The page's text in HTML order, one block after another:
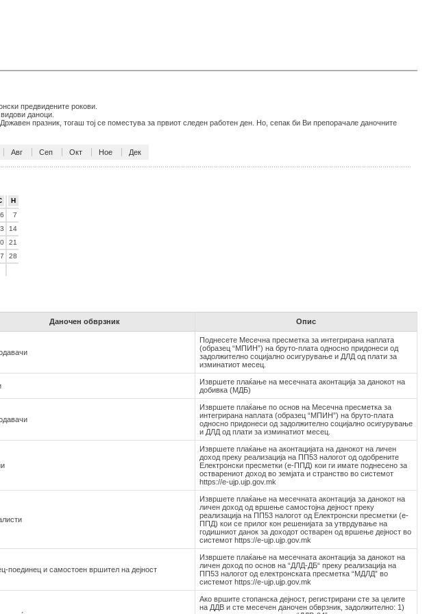
предвидените рокови.
даноци.
празник, тогаш тој се поместува за првиот следен работен ден. Но, сепак би Ви препорачале даночните
Авг Сеп Окт Ное Дек
Н
6
7
14
21
28
Даночен обврзник Опис
Поднесете Месечна пресметка за интегрирана наплата
(образец “МПИН”) на бруто-плата односно придонеси од
задолжително социјално осигурување и ДЛД од плати за
изминатиот месец.
Извршете плаќање на месечната аконтација за данокот на
добивка (МДБ)
Извршете плаќање по основ на Месечна пресметка за
интегрирана наплата (образец “МПИН”) на бруто-плата
односно придонеси од задолжително социјално осигурување
и ДЛД од плати за изминатиот месец.
Извршете плаќање на аконтацијата на данокот на личен
доход преку реализација на ПП53 налогот од одобрените
Електронски пресметки (е-ППД) кои ги имате поднесено за
остварениот доход во земјата и странство во системот
https://e-ujp.ujp.gov.mk
Извршете плаќање на месечната аконтација за данокот на
личен доход од вршење самостојна дејност преку
реализација на ПП53 налогот од Електронски пресметки (е-
ППД) кои се прилог кон решенијата за утврдување на
годишниот данок за доходот остварен од вршење дејност во
системот https://e-ujp.ujp.gov.mk
поединец и самостоен вршител на дејност
Извршете плаќање на месечната аконтација за данокот на
личен доход по основ на “ДЛД-ДБ“ преку реализација на
ПП53 налогот од електронската пресметка “МДЛД” во
системот https://e-ujp.ujp.gov.mk
Ако вршите стопанска дејност, регистрирани сте за целите
на ДДВ и сте месечен даночен обврзник, задолжително: 1)